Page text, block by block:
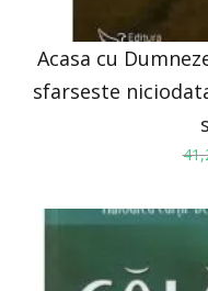
Acasa cu
sfarseste